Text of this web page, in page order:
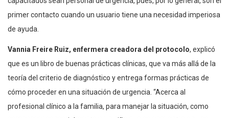
primer contacto cuando un usuario tiene una necesidad imperiosa
de ayuda.
Vannia Freire Ruiz, enfermera creadora del protocolo, explicó
que es un libro de buenas prácticas clínicas, que va más allá de la
teoría del criterio de diagnóstico y entrega formas prácticas de
cómo proceder en una situación de urgencia. “Acerca al
profesional clínico a la familia, para manejar la situación, como